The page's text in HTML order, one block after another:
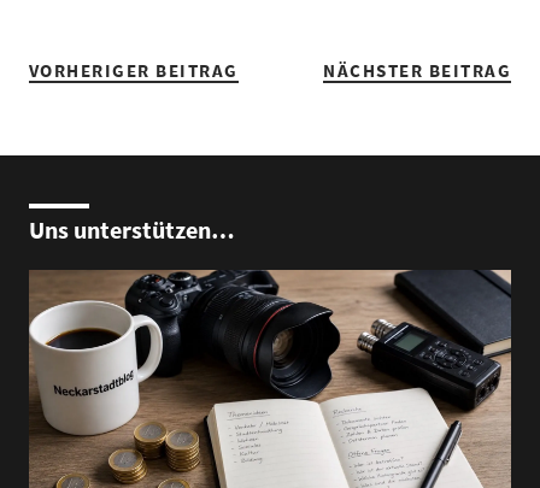
VORHERIGER BEITRAG NÄCHSTER BEITRAG
Uns unterstützen…